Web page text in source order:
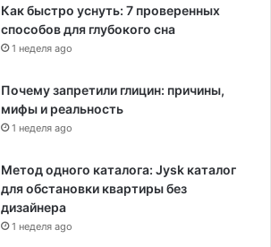
Как быстро уснуть: 7 проверенных
способов для глубокого сна
1 неделя ago
Почему запретили глицин: причины,
мифы и реальность
1 неделя ago
Метод одного каталога: Jysk каталог
для обстановки квартиры без
дизайнера
1 неделя ago